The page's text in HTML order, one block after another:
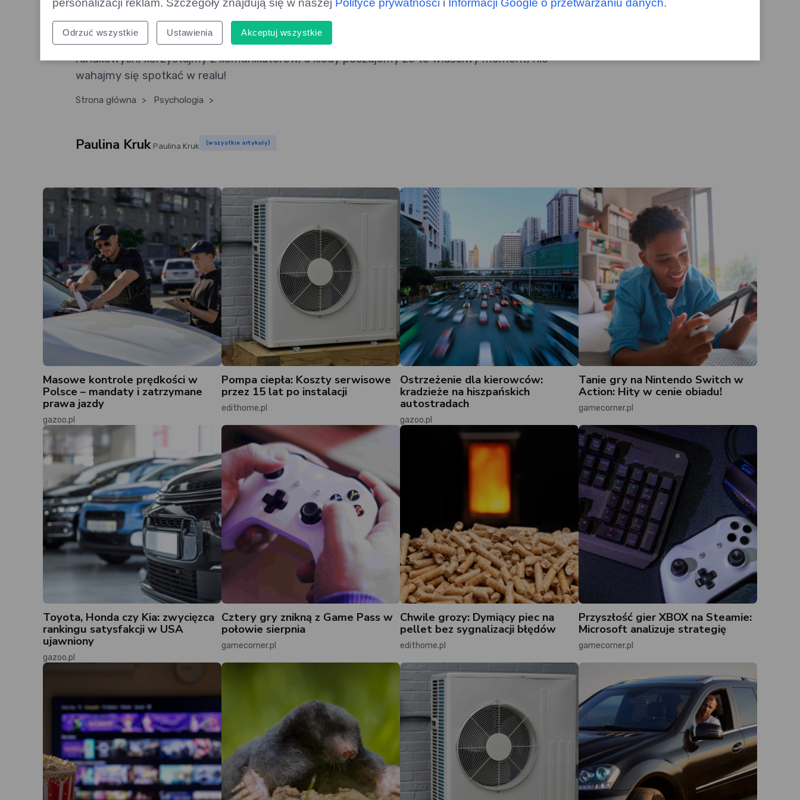
Najważniejsze jest to że żyjemy w czasach, w których istnieją różne rozwiązania żeby łatwo
zrobić ten pierwszy krok, czyli zacząć szukać tej drugiej osoby. Korzystajmy z portali
randkowych, korzystajmy z komunikatorów, a kiedy poczujemy że to właściwy moment, nie
wahajmy się spotkać w realu!
Strona główna > Psychologia >
Paulina Kruk Paulina Kruk (wszystkie artykuły)
Masowe kontrole prędkości w
Polsce – mandaty i zatrzymane
prawa jazdy
gazoo.pl
Pompa ciepła: Koszty serwisowe
przez 15 lat po instalacji
edithome.pl
Ostrzeżenie dla kierowców:
kradzieże na hiszpańskich
autostradach
gazoo.pl
Tanie gry na Nintendo Switch w
Action: Hity w cenie obiadu!
gamecorner.pl
Toyota, Honda czy Kia: zwycięzca
rankingu satysfakcji w USA
ujawniony
gazoo.pl
Cztery gry znikną z Game Pass w
połowie sierpnia
gamecorner.pl
Chwile grozy: Dymiący piec na
pellet bez sygnalizacji błędów
edithome.pl
Przyszłość gier XBOX na Steamie:
Microsoft analizuje strategię
gamecorner.pl
Odrzuć wszystkie Ustawienia Akceptuj wszystkie